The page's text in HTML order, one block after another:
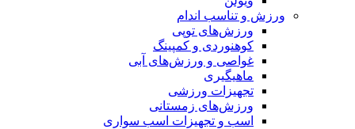
ورزش و تناسب اندام
ورزش‌های توپی
کوهنوردی و کمپینگ
غواصی و ورزش‌های آبی
ماهیگیری
تجهیزات ورزشی
ورزش‌های زمستانی
اسب و تجهیزات اسب سواری